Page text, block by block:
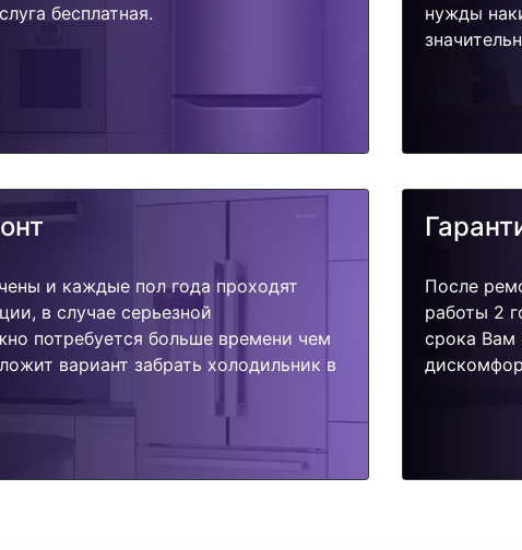
бесплатная.
нужды
и каждые пол года проходят
в случае серьезной
потребуется больше времени чем
вариант забрать холодильник в
После
работы 2
срока Вам